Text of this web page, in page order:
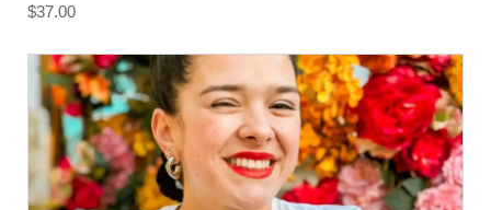
$37.00